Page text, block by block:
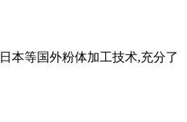
本等国外粉体加工技术,充分了